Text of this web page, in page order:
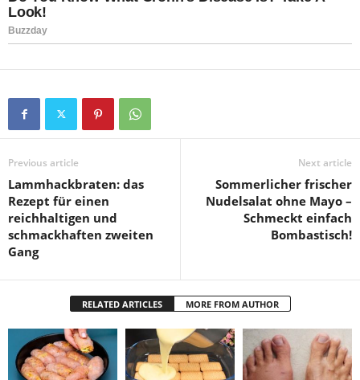
Previous article
Lammhackbraten: das
Rezept für einen
reichhaltigen und
schmackhaften zweiten
Gang
Next article
Sommerlicher frischer
Nudelsalat ohne Mayo –
Schmeckt einfach
Bombastisch!
RELATED ARTICLES MORE FROM AUTHOR